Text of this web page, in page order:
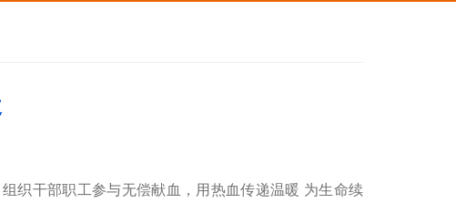
干部职工参与无偿献血，用热血传递温暖 为生命续